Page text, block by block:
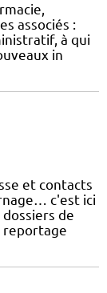
associés :
à qui
in
et contacts
c'est ici
de
reportage